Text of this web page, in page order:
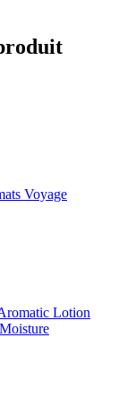
Voyage
Lotion